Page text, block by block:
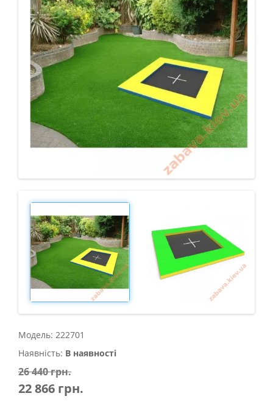
Модель: 222701
Наявність: В наявності
26 440 грн.
22 866 грн.